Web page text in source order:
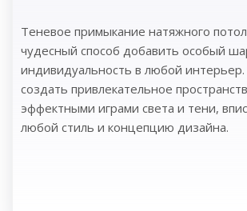
Теневое примыкание натяжного
чудесный способ добавить особый
индивидуальность в любой
создать привлекательное
эффектными играми света и тени,
любой стиль и концепцию дизайна.